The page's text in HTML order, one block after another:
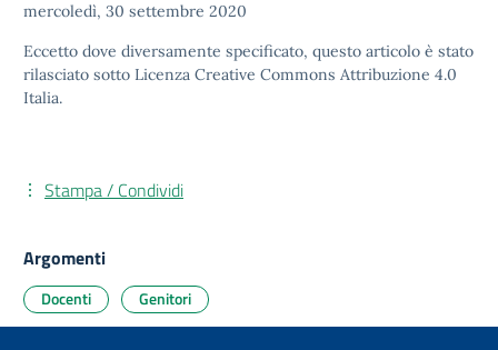
mercoledì, 30 settembre 2020
Eccetto dove diversamente specificato, questo articolo è stato
rilasciato sotto Licenza Creative Commons Attribuzione 4.0
Italia.
Stampa / Condividi
Argomenti
Docenti Genitori